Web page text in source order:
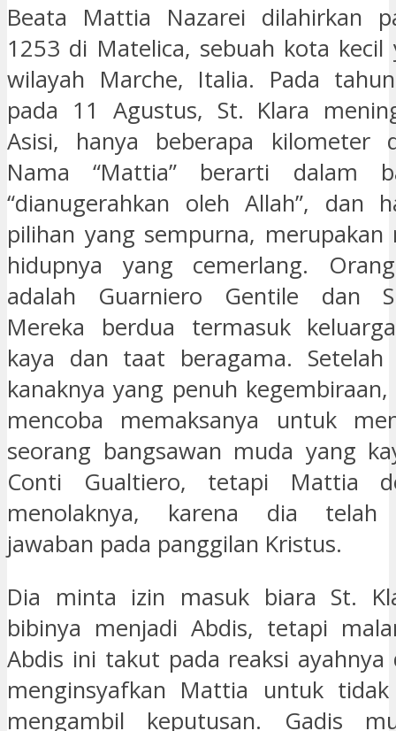
Beata Mattia Nazarei dilahirkan
1253 di Matelica, sebuah kota kecil
wilayah Marche, Italia. Pada
pada 11 Agustus, St. Klara
Asisi, hanya beberapa kilometer
Nama “Mattia” berarti dalam
“dianugerahkan oleh Allah”, dan
pilihan yang sempurna, merupakan
hidupnya yang cemerlang.
adalah Guarniero Gentile dan
Mereka berdua termasuk
kaya dan taat beragama. Setelah
kanaknya yang penuh
mencoba memaksanya untuk
seorang bangsawan muda yang
Conti Gualtiero, tetapi Mattia
menolaknya, karena dia telah
jawaban pada panggilan Kristus.
Dia minta izin masuk biara St.
bibinya menjadi Abdis, tetapi
Abdis ini takut pada reaksi ayahnya
menginsyafkan Mattia untuk tidak
mengambil keputusan. Gadis